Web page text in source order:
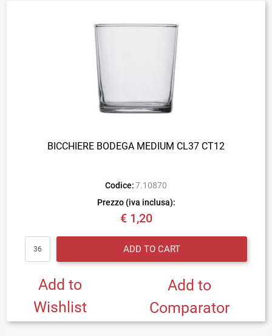
BICCHIERE BODEGA MEDIUM CL37 CT12
Codice: 7.10870
Prezzo (iva inclusa):
€ 1,20
ADD TO CART
Add to
Wishlist
Add to
Comparator